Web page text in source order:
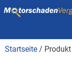
Startseite /